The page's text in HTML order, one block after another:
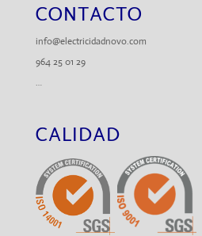
CONTACTO
info@electricidadnovo.com
964 25 01 29
…
CALIDAD